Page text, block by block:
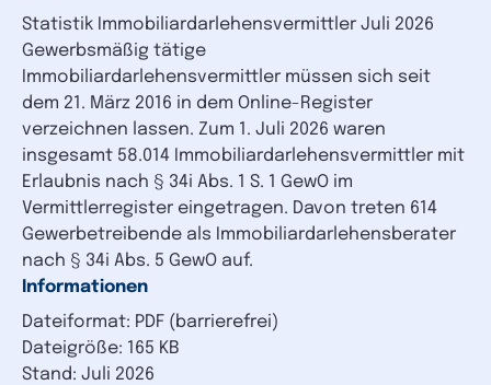
Statistik Immobiliardarlehensvermittler Juli 2026
Gewerbsmäßig tätige
Immobiliardarlehensvermittler müssen sich seit
dem 21. März 2016 in dem Online-Register
verzeichnen lassen. Zum 1. Juli 2026 waren
insgesamt 58.014 Immobiliardarlehensvermittler mit
Erlaubnis nach § 34i Abs. 1 S. 1 GewO im
Vermittlerregister eingetragen. Davon treten 614
Gewerbetreibende als Immobiliardarlehensberater
nach § 34i Abs. 5 GewO auf.
Informationen
Dateiformat: PDF (barrierefrei)
Dateigröße: 165 KB
Stand: Juli 2026